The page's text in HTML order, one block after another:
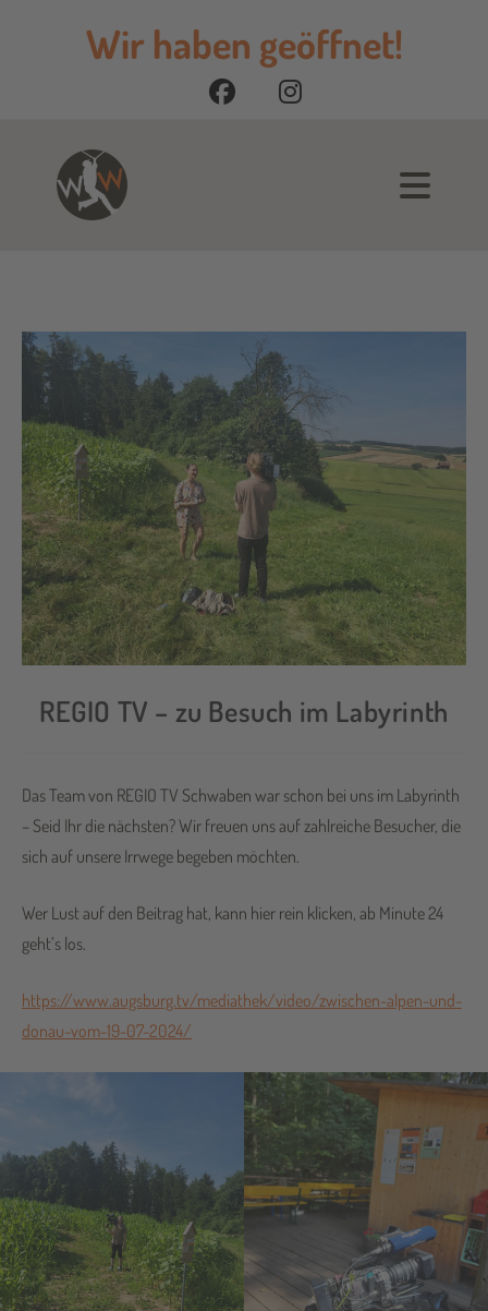
Wir haben geöffnet!
REGIO TV – zu Besuch im Labyrinth
Das Team von REGIO TV Schwaben war schon bei uns im Labyrinth
– Seid Ihr die nächsten? Wir freuen uns auf zahlreiche Besucher, die
sich auf unsere Irrwege begeben möchten.
Wer Lust auf den Beitrag hat, kann hier rein klicken, ab Minute 24
geht’s los.
https://www.augsburg.tv/mediathek/video/zwischen-alpen-und-
donau-vom-19-07-2024/